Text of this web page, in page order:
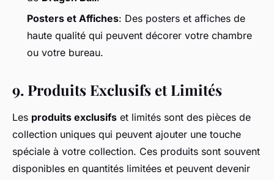
Posters et Affiches: Des posters et affiches de
haute qualité qui peuvent décorer votre chambre
ou votre bureau.
9. Produits Exclusifs et Limités
Les produits exclusifs et limités sont des pièces de
collection uniques qui peuvent ajouter une touche
spéciale à votre collection. Ces produits sont souvent
disponibles en quantités limitées et peuvent devenir